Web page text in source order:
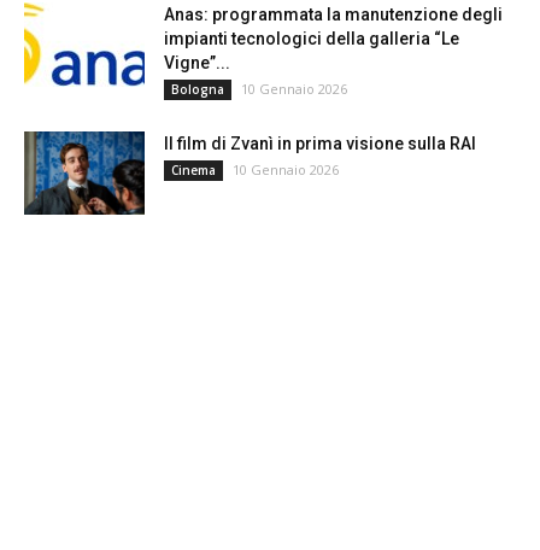
Anas: programmata la manutenzione degli
impianti tecnologici della galleria “Le
Vigne”...
Bologna 10 Gennaio 2026
Il film di Zvanì in prima visione sulla RAI
Cinema 10 Gennaio 2026